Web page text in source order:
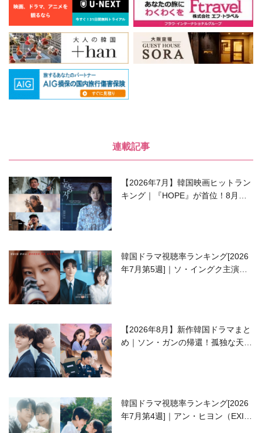
連載記事
【2026年7月】韓国映画ヒットラン
キング｜『HOPE』が首位！8月公
韓国ドラマ視聴率ランキング[2026
年7月第5週]｜ソ・イングク主演の
【2026年8月】新作韓国ドラマまと
め｜ソン・ガンの帰還！孤独な天才
韓国ドラマ視聴率ランキング[2026
年7月第4週]｜アン・ヒヨン（EXID